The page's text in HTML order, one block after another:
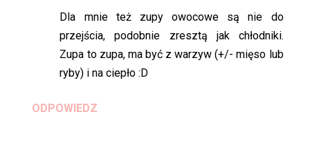
Dla mnie też zupy owocowe są nie do
przejścia, podobnie zresztą jak chłodniki.
Zupa to zupa, ma być z warzyw (+/- mięso lub
ryby) i na ciepło :D
ODPOWIEDZ